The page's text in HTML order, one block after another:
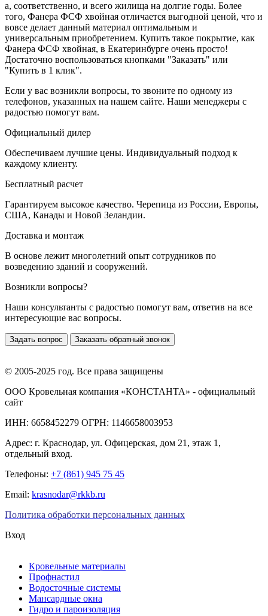
а, соответственно, и всего жилища на долгие годы. Более
того, Фанера ФСФ хвойная отличается выгодной ценой, что и
вовсе делает данный материал оптимальным и
универсальным приобретением. Купить такое покрытие, как
Фанера ФСФ хвойная, в Екатеринбурге очень просто!
Достаточно воспользоваться кнопками "Заказать" или
"Купить в 1 клик".
Если у вас возникли вопросы, то звоните по одному из
телефонов, указанных на нашем сайте. Наши менеджеры с
радостью помогут вам.
Официальный дилер
Обеспечиваем лучшие цены. Индивидуальный подход к
каждому клиенту.
Бесплатный расчет
Гарантируем высокое качество. Черепица из России, Европы,
США, Канады и Новой Зеландии.
Доставка и монтаж
В основе лежит многолетний опыт сотрудников по
возведению зданий и сооружений.
Возникли вопросы?
Наши консультанты с радостью помогут вам, ответив на все
интересующие вас вопросы.
Задать вопрос Заказать обратный звонок
© 2005-2025 год. Все права защищены
ООО Кровельная компания «КОНСТАНТА» - официальный
сайт
ИНН: 6658452279 ОГРН: 1146658003953
Адрес: г. Краснодар, ул. Офицерская, дом 21, этаж 1,
отдельный вход.
Телефоны: +7 (861) 945 75 45
Email: krasnodar@rkkb.ru
Политика обработки персональных данных
Вход
Кровельные материалы
Профнастил
Водосточные системы
Мансардные окна
Гидро и пароизоляция